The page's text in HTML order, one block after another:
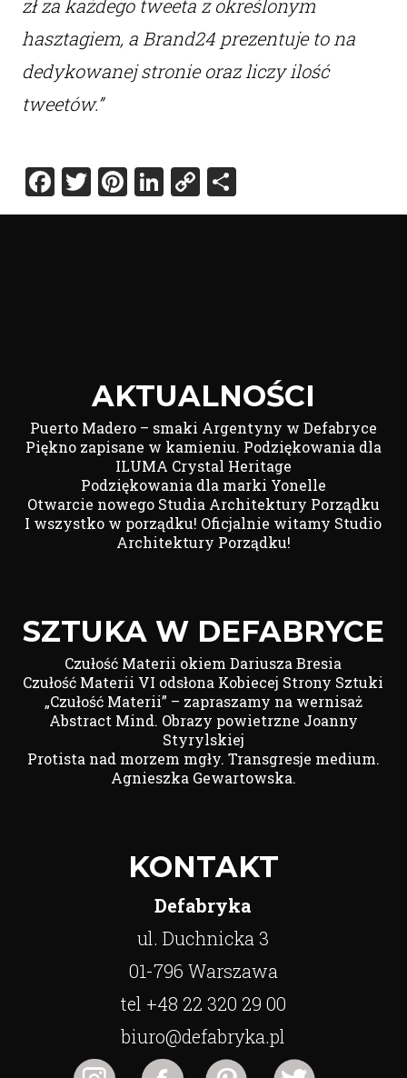
zł za każdego tweeta z określonym
hasztagiem, a Brand24 prezentuje to na
dedykowanej stronie oraz liczy ilość
tweetów.”
Facebook
Twitter
Pinterest
LinkedIn
Copy
Link
Share
AKTUALNOŚCI
Puerto Madero – smaki Argentyny w Defabryce
Piękno zapisane w kamieniu. Podziękowania dla
ILUMA Crystal Heritage
Podziękowania dla marki Yonelle
Otwarcie nowego Studia Architektury Porządku
I wszystko w porządku! Oficjalnie witamy Studio
Architektury Porządku!
SZTUKA W DEFABRYCE
Czułość Materii okiem Dariusza Bresia
Czułość Materii VI odsłona Kobiecej Strony Sztuki
„Czułość Materii” – zapraszamy na wernisaż
Abstract Mind. Obrazy powietrzne Joanny
Styrylskiej
Protista nad morzem mgły. Transgresje medium.
Agnieszka Gewartowska.
KONTAKT
Defabryka
ul. Duchnicka 3
01-796 Warszawa
tel +48 22 320 29 00
biuro@defabryka.pl